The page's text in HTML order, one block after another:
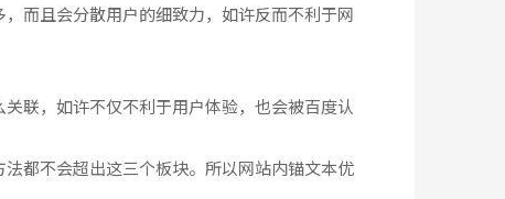
而且会分散用户的细致力，如许反而不利于网
联，如许不仅不利于用户体验，也会被百度认
都不会超出这三个板块。所以网站内锚文本优